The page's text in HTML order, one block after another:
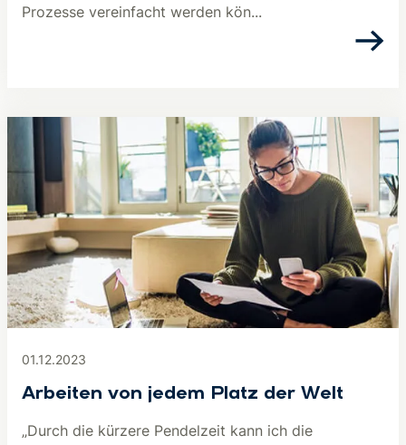
Prozesse vereinfacht werden kön...
01.12.2023
Arbeiten von jedem Platz der Welt
„Durch die kürzere Pendelzeit kann ich die